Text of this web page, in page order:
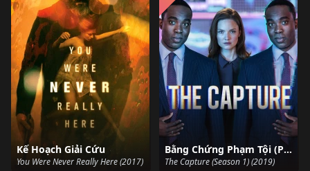
Kế Hoạch Giải Cứu
You Were Never Really Here (2017)
Bằng Chứng Phạm Tội (Phần 1)
The Capture (Season 1) (2019)